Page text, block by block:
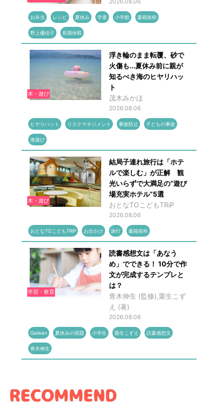
お弁当 レシピ 夏休み 学童 小学館 書籍抜粋
野上優佳子 長期休暇
本・遊び
浮き輪のまま転覆、砂で
火傷も...夏休み前に親が
知るべき海のヒヤリハッ
ト
茂木みかほ
2026.08.06
ヒヤリハット リスクマネジメント 事故防止 子どもの事故
海遊び
本・遊び
結局子連れ旅行は「ホテ
ルで楽しむ」が正解 観
光いらずで大満足の“遊び
場充実ホテル”5選
おとなTOこどもTRiP
2026.08.06
おとなTOこどもTRiP お出かけ 旅行 書籍抜粋
学習・教育
読書感想文は「あなう
め」でできる！ 10分で作
文が完成するテンプレと
は？
青木伸生 (監修),粟生こず
え (著)
2026.08.06
Gakken 夏休みの宿題 小学生 粟生こずえ 読書感想文
青木伸生